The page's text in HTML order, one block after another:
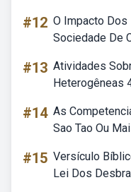
#12 O Impacto
Sociedade De
#13 Atividades
Heterogêneas
#14 As
Sao Tao Ou
#15 Versículo
Lei Dos